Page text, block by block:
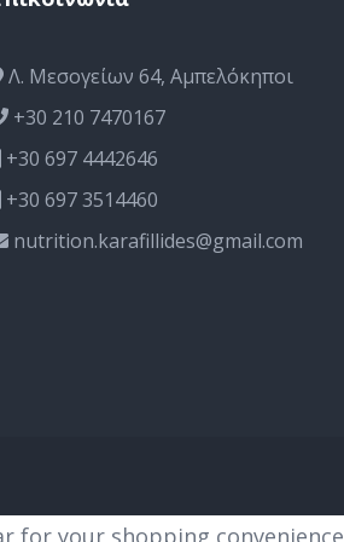
Λ. Μεσογείων 64, Αμπελόκηποι
+30 210 7470167
+30 697 4442646
+30 697 3514460
nutrition.karafillides@gmail.com
for your shopping convenience.